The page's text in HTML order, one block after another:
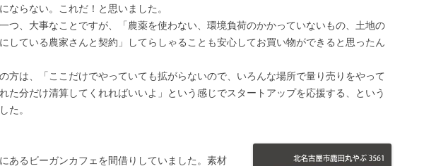
ならない。これだ！と思いました。
つ、大事なことですが、「農薬を使わない、環境負荷のかかっていないもの、土地の
している農家さんと契約」してらしゃることも安心してお買い物ができると思ったん
方は、「ここだけでやっていても拡がらないので、いろんな場所で量り売りをやって
た分だけ清算してくれればいいよ」という感じでスタートアップを応援する、という
た。
あるビーガンカフェを間借りしていました。素材